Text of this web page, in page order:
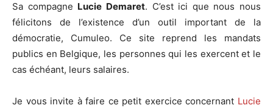
Sa compagne Lucie Demaret. C’est ici que nous nous
félicitons de l’existence d’un outil important de la
démocratie, Cumuleo. Ce site reprend les mandats
publics en Belgique, les personnes qui les exercent et le
cas échéant, leurs salaires.
Je vous invite à faire ce petit exercice concernant Lucie